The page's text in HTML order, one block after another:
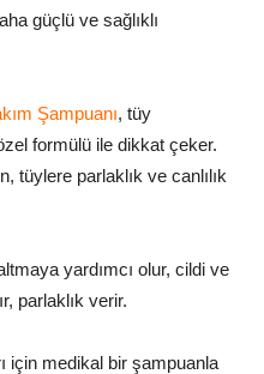
güçlü ve sağlıklı
Şampuanı, tüy
formülü ile dikkat çeker.
tüylere parlaklık ve canlılık
yardımcı olur, cildi ve
parlaklık verir.
için medikal bir şampuanla